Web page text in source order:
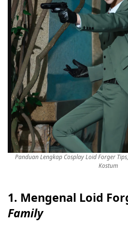
Panduan Lengkap Cosplay Loid Forger
Kostum
1. Mengenal Loid
Family